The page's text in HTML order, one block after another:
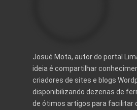
Josué Mota, autor do portal
ideia é compartilhar
criadores de sites e blogs
disponibilizando dezenas de
de ótimos artigos para facilitar